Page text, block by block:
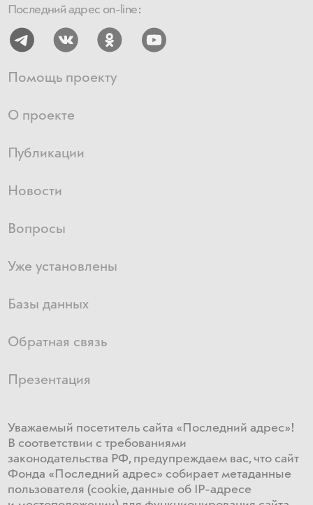
Последний адрес on-line:
Помощь проекту
О проекте
Публикации
Новости
Вопросы
Уже установлены
Базы данных
Обратная связь
Презентация
Уважаемый посетитель сайта «Последний адрес»!
В соответствии с требованиями
законодательства РФ, предупреждаем вас, что сайт
Фонда «Последний адрес» собирает метаданные
пользователя (cookie, данные об IP-адресе